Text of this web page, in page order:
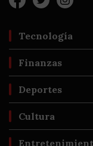
Tecnología
Finanzas
Deportes
Cultura